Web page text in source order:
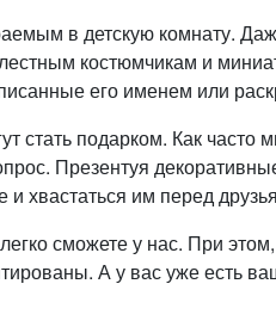
в детскую комнату.
костюмчикам и
его именем или
стать подарком. Как
Презентуя
и хвастаться им перед
сможете у нас. При
А у вас уже есть